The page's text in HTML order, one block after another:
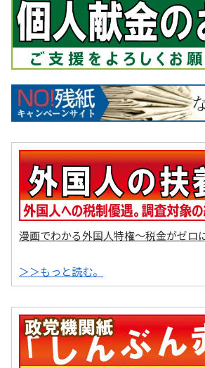
漫画でわかる外国人特権～税金がゼロ
＞＞もっと読む。